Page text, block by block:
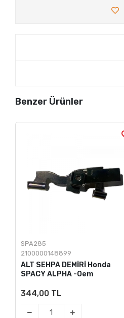
Benzer Ürünler
SPA285
2100000148899
ALT SEHPA DEMİRİ Honda
SPACY ALPHA -Oem
344,00 TL